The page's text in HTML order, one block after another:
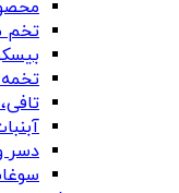
تخم
دسر